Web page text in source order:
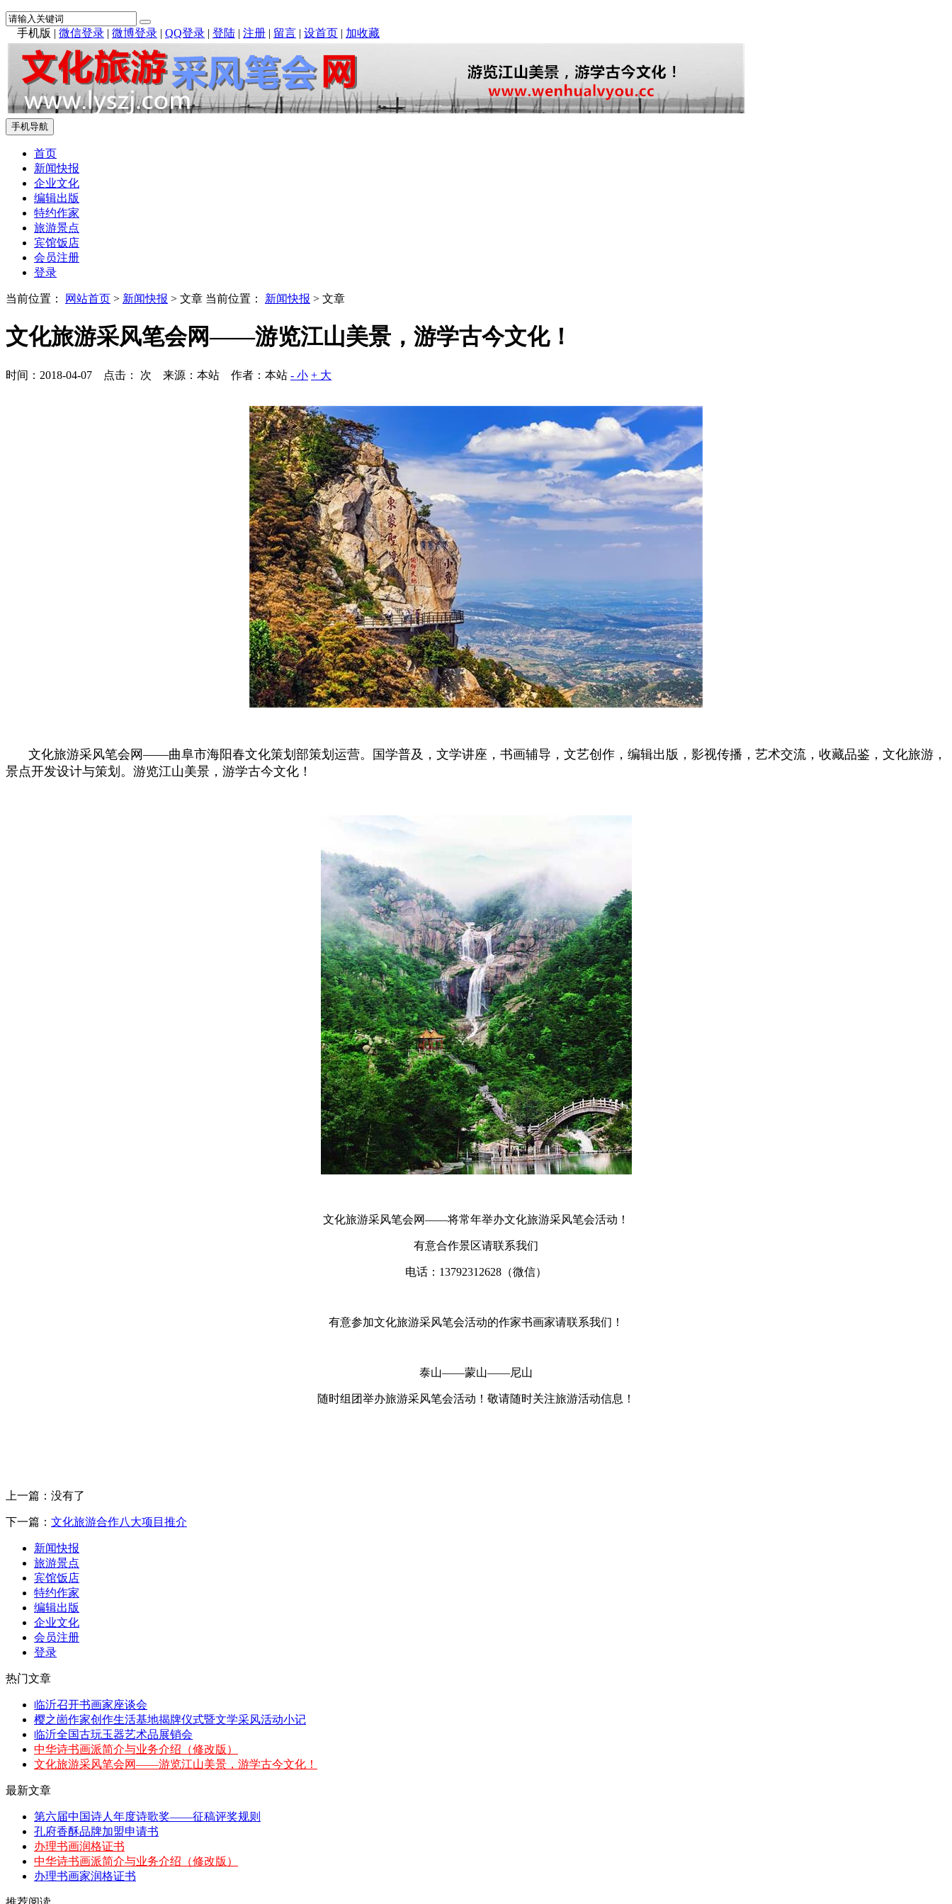
手机版 | 微信登录 | 微博登录 | QQ登录 | 登陆 | 注册 | 留言 | 设首页 | 加收藏
手机导航
首页
新闻快报
企业文化
编辑出版
特约作家
旅游景点
宾馆饭店
会员注册
登录
当前位置： 网站首页 > 新闻快报 > 文章 当前位置： 新闻快报 > 文章
文化旅游采风笔会网——游览江山美景，游学古今文化！
时间：2018-04-07 点击： 次 来源：本站 作者：本站 - 小 + 大
文化旅游采风笔会网——曲阜市海阳春文化策划部策划运营。国学普及，文学讲座，书画辅导，文艺创作，编辑出版，影视传播，艺术交流，收藏品鉴，文化旅游，
景点开发设计与策划。游览江山美景，游学古今文化！
文化旅游采风笔会网——将常年举办文化旅游采风笔会活动！
有意合作景区请联系我们
电话：13792312628（微信）
有意参加文化旅游采风笔会活动的作家书画家请联系我们！
泰山——蒙山——尼山
随时组团举办旅游采风笔会活动！敬请随时关注旅游活动信息！
上一篇：没有了
下一篇： 文化旅游合作八大项目推介
新闻快报
旅游景点
宾馆饭店
特约作家
编辑出版
企业文化
会员注册
登录
热门文章
临沂召开书画家座谈会
樱之崮作家创作生活基地揭牌仪式暨文学采风活动小记
临沂全国古玩玉器艺术品展销会
中华诗书画派简介与业务介绍（修改版）
文化旅游采风笔会网——游览江山美景，游学古今文化！
最新文章
第六届中国诗人年度诗歌奖——征稿评奖规则
孔府香酥品牌加盟申请书
办理书画润格证书
中华诗书画派简介与业务介绍（修改版）
办理书画家润格证书